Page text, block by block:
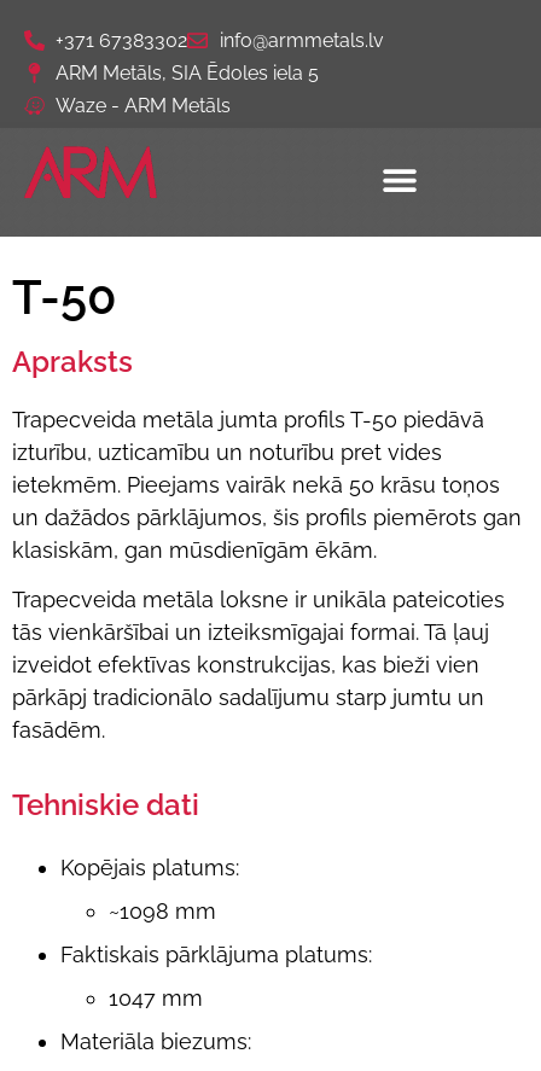
+371 67383302
info@armmetals.lv
ARM Metāls, SIA Ēdoles iela 5
Waze - ARM Metāls
T-50
Apraksts
Trapecveida metāla jumta profils T-50 piedāvā
izturību, uzticamību un noturību pret vides
ietekmēm. Pieejams vairāk nekā 50 krāsu toņos
un dažādos pārklājumos, šis profils piemērots gan
klasiskām, gan mūsdienīgām ēkām.
Trapecveida metāla loksne ir unikāla pateicoties
tās vienkāršībai un izteiksmīgajai formai. Tā ļauj
izveidot efektīvas konstrukcijas, kas bieži vien
pārkāpj tradicionālo sadalījumu starp jumtu un
fasādēm.
Tehniskie dati
Kopējais platums:
~1098 mm
Faktiskais pārklājuma platums:
1047 mm
Materiāla biezums: